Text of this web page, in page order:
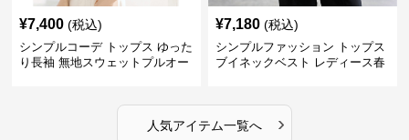
¥7,400 (税込)
シンプルコーデ トップス ゆった
り長袖 無地スウェットプルオー
¥7,180 (税込)
シンプルファッション トップス
ブイネックベスト レディース春
人気アイテム一覧へ ›